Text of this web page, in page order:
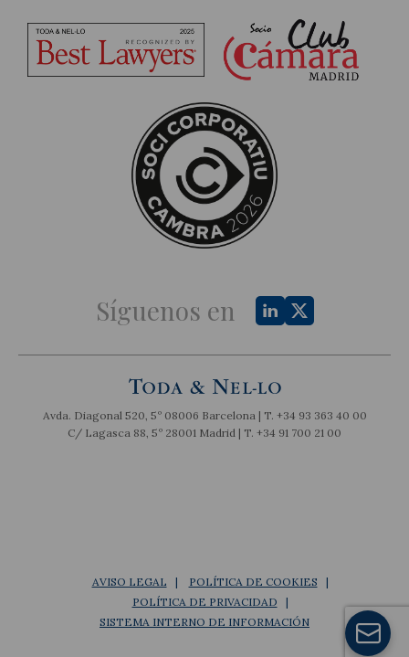
Síguenos en
Avda. Diagonal 520, 5º 08006 Barcelona | T. +34 93 363 40 00
C/ Lagasca 88, 5º 28001 Madrid | T. +34 91 700 21 00
AVISO LEGAL
POLÍTICA DE COOKIES
POLÍTICA DE PRIVACIDAD
SISTEMA INTERNO DE INFORMACIÓN